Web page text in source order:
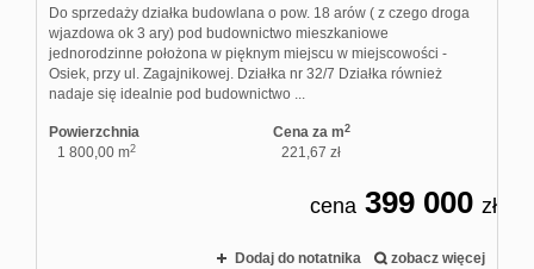
Do sprzedaży działka budowlana o pow. 18 arów ( z czego droga
wjazdowa ok 3 ary) pod budownictwo mieszkaniowe
jednorodzinne położona w pięknym miejscu w miejscowości -
Osiek, przy ul. Zagajnikowej. Działka nr 32/7 Działka również
nadaje się idealnie pod budownictwo ...
Powierzchnia
1 800,00 m2
Cena za m2
221,67 zł
cena 399 000 zł
Dodaj do notatnika zobacz więcej